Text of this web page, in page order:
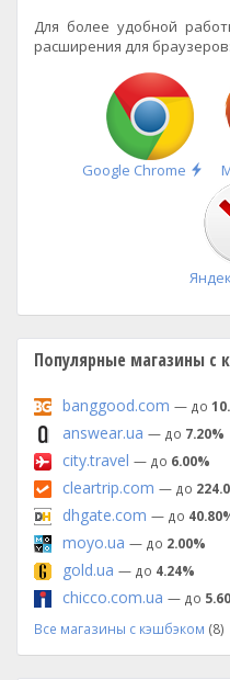
Для более удобной
расширения для браузеров:
Google Chrome
Популярные магазины с
banggood.com — до
answear.ua — до 7.20%
city.travel — до 6.00%
cleartrip.com — до
dhgate.com — до
moyo.ua — до 2.00%
gold.ua — до 4.24%
chicco.com.ua — до
Все магазины с кэшбэком (8)